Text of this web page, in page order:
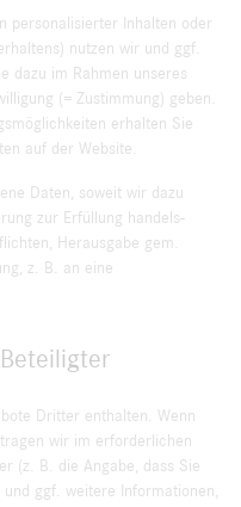
personalisierter Inhalten oder
nutzen wir und ggf.
dazu im Rahmen unseres
(= Zustimmung) geben.
erhalten Sie
auf der Website.
Daten, soweit wir dazu
zur Erfüllung handels-
Herausgabe gem.
z. B. an eine
Dritter enthalten. Wenn
wir im erforderlichen
(z. B. die Angabe, dass Sie
ggf. weitere Informationen,